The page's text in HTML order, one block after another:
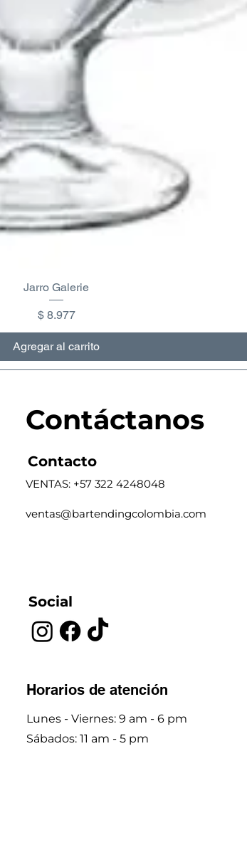
Jarro Galerie
Precio
$ 8.977
Agregar al carrito
Contáctanos
Contacto
VENTAS: +57 322 4248048
ventas@bartendingcolombia.com
Social
Horarios de atención
Lunes - Viernes: 9 am - 6 pm
​​Sábados: 11 am - 5 pm